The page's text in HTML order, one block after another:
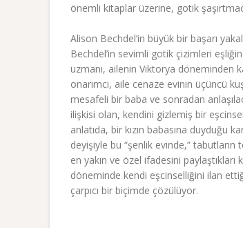
önemli kitaplar üzerine, gotik
Alison Bechdel’in büyük bir başarı
Bechdel’in sevimli gotik çizimleri
uzmanı, ailenin Viktorya döneminden
onarımcı, aile cenaze evinin üçüncü
mesafeli bir baba ve sonradan
ilişkisi olan, kendini gizlemiş bir
anlatıda, bir kızın babasına duyduğu
deyişiyle bu “şenlik evinde,” tabutların
en yakın ve özel ifadesini paylaştıkları
döneminde kendi eşcinselliğini ilan
çarpıcı bir biçimde çözülüyor.